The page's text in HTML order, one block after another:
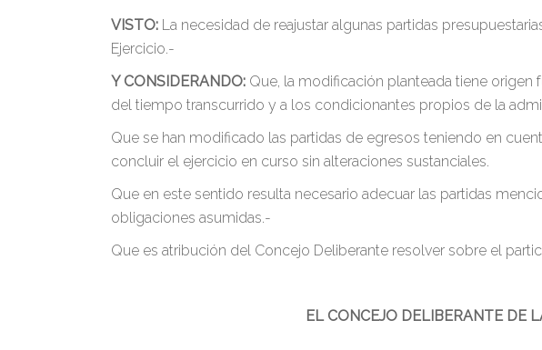
VISTO: La necesidad de reajustar algunas partidas
Ejercicio.-
Y CONSIDERANDO: Que, la modificación planteada tiene
del tiempo transcurrido y a los condicionantes propios de la
Que se han modificado las partidas de egresos teniendo en
concluir el ejercicio en curso sin alteraciones sustanciales.
Que en este sentido resulta necesario adecuar las partidas
obligaciones asumidas.-
Que es atribución del Concejo Deliberante resolver sobre el
EL CONCEJO DELIBERANTE DE